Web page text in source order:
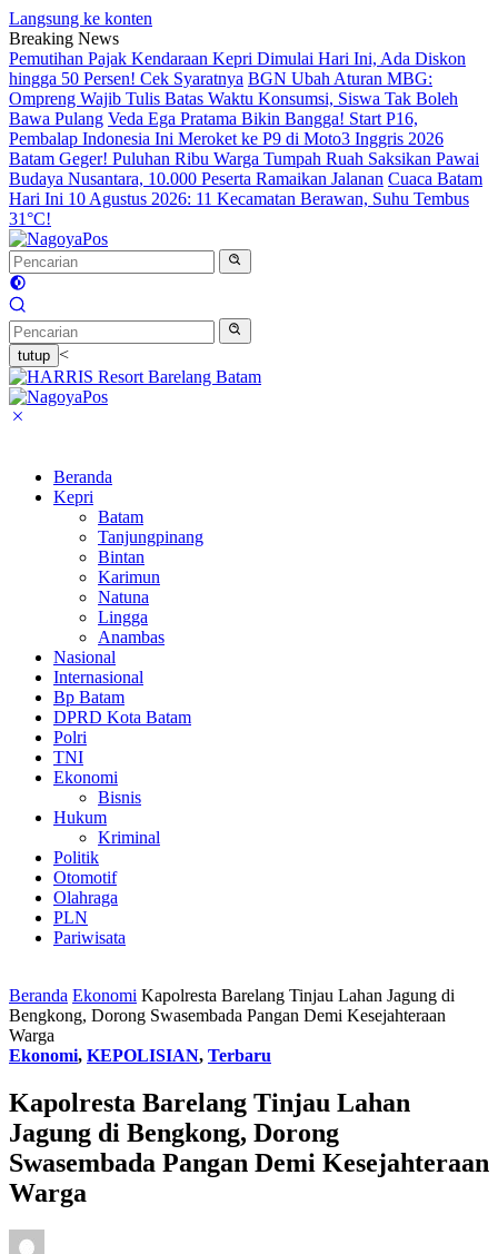
Langsung ke konten
Breaking News
Pemutihan Pajak Kendaraan Kepri Dimulai Hari Ini, Ada Diskon
hingga 50 Persen! Cek Syaratnya BGN Ubah Aturan MBG:
Ompreng Wajib Tulis Batas Waktu Konsumsi, Siswa Tak Boleh
Bawa Pulang Veda Ega Pratama Bikin Bangga! Start P16,
Pembalap Indonesia Ini Meroket ke P9 di Moto3 Inggris 2026
Batam Geger! Puluhan Ribu Warga Tumpah Ruah Saksikan Pawai
Budaya Nusantara, 10.000 Peserta Ramaikan Jalanan Cuaca Batam
Hari Ini 10 Agustus 2026: 11 Kecamatan Berawan, Suhu Tembus
31°C!
tutup <
Beranda
Kepri
Batam
Tanjungpinang
Bintan
Karimun
Natuna
Lingga
Anambas
Nasional
Internasional
Bp Batam
DPRD Kota Batam
Polri
TNI
Ekonomi
Bisnis
Hukum
Kriminal
Politik
Otomotif
Olahraga
PLN
Pariwisata
Beranda Ekonomi Kapolresta Barelang Tinjau Lahan Jagung di
Bengkong, Dorong Swasembada Pangan Demi Kesejahteraan
Warga
Ekonomi, KEPOLISIAN, Terbaru
Kapolresta Barelang Tinjau Lahan
Jagung di Bengkong, Dorong
Swasembada Pangan Demi Kesejahteraan
Warga